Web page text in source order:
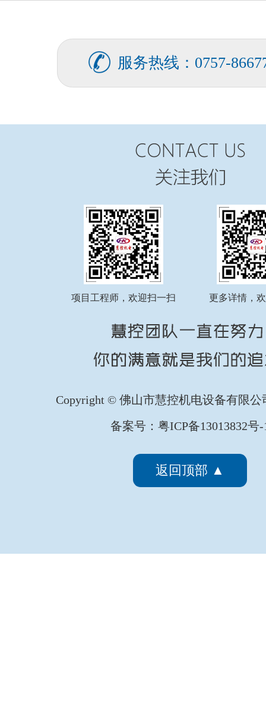
...
...
FATEK永宏PLC纺织印染行业椭
...
服务热线：0757-
项目工程师，欢迎扫一扫 更多详情，
Copyright © 佛山市慧控机电设备有限公
备案号：粤ICP备13013832号-
返回顶部 ▲